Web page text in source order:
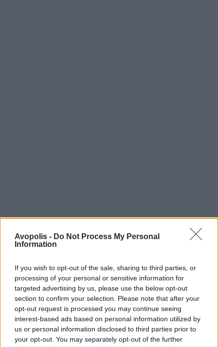
Avopolis - Do Not Process My Personal
Information
If you wish to opt-out of the sale, sharing to third parties, or
processing of your personal or sensitive information for
targeted advertising by us, please use the below opt-out
section to confirm your selection. Please note that after your
opt-out request is processed you may continue seeing
interest-based ads based on personal information utilized by
us or personal information disclosed to third parties prior to
your opt-out. You may separately opt-out of the further